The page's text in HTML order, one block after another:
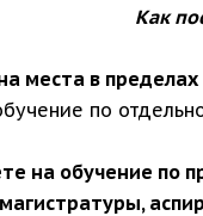
Как
места в
по
на обучение по